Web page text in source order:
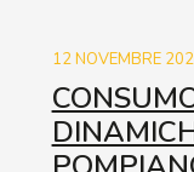
12 NOVEMBRE